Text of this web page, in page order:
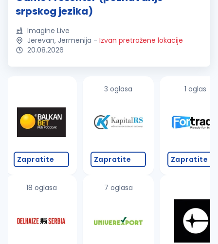
srpskog jezika)
Imagine Live
Jerevan, Jermenija - Izvan pretražene lokacije
20.08.2026
Zapratite
18 oglasa
3 oglasa
Zapratite
7 oglasa
1 oglas
Zapratite